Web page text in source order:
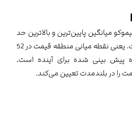
میانگین پایین‌ترین و بالاترین حد
در ۵۲ دوره گذشته است. یعنی نقطه میانی منطقه قیمت در 52
گذشته و26 دوره پیش بینی شده برای آینده است.